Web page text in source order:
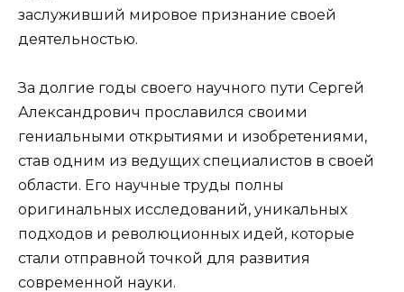
заслуживший мировое признание своей
деятельностью.
За долгие годы своего научного пути Сергей
Александрович прославился своими
гениальными открытиями и изобретениями,
став одним из ведущих специалистов в своей
области. Его научные труды полны
оригинальных исследований, уникальных
подходов и революционных идей, которые
стали отправной точкой для развития
современной науки.